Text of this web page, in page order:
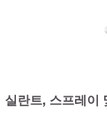
실란트, 스프레이